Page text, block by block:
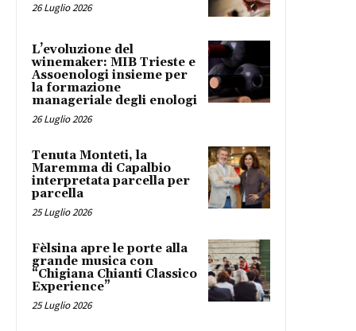
26 Luglio 2026
L’evoluzione del
winemaker: MIB Trieste e
Assoenologi insieme per
la formazione
manageriale degli enologi
26 Luglio 2026
Tenuta Monteti, la
Maremma di Capalbio
interpretata parcella per
parcella
25 Luglio 2026
Fèlsina apre le porte alla
grande musica con
“Chigiana Chianti Classico
Experience”
25 Luglio 2026